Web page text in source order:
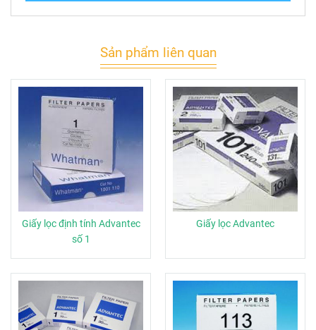
Sản phẩm liên quan
Giấy lọc định tính Advantec
số 1
Giấy lọc Advantec